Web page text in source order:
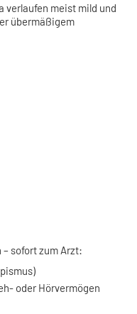
verlaufen meist mild und
übermäßigem
sofort zum Arzt:
oder Hörvermögen